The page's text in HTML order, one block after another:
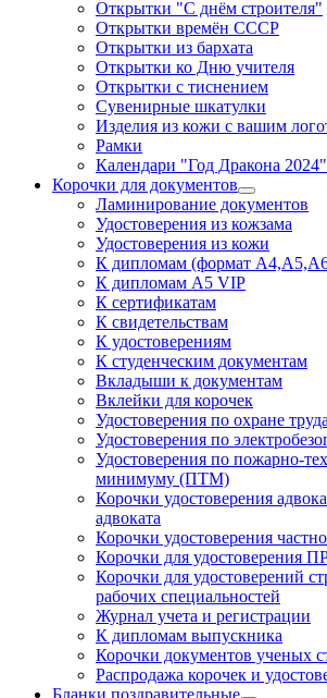
Открытки "С днём строителя"
Открытки времён СССР
Открытки из бархата
Открытки ко Дню учителя
Открытки с тиснением
Сувенирные шкатулки
Изделия из кожи с вашим
Рамки
Календари "Год Дракона
Корочки для документов
Ламинирование документов
Удостоверения из кожзама
Удостоверения из кожи
К дипломам (формат
К дипломам А5 VIP
К сертификатам
К свидетельствам
К удостоверениям
К студенческим документам
Вкладыши к документам
Вклейки для корочек
Удостоверения по охране труда
Удостоверения по
Удостоверения по пожарно-
минимуму (ПТМ)
Корочки удостоверения
адвоката
Корочки удостоверения
Корочки для удостоверения
Корочки для удостоверений
рабочих специальностей
Журнал учета и регистрации
К дипломам выпускника
Корочки документов ученых
Распродажа корочек и
Бланки поздравительные